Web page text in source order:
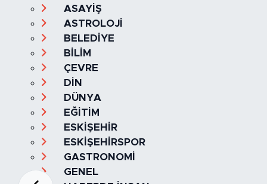
ASAYİŞ
ASTROLOJİ
BELEDİYE
BİLİM
ÇEVRE
DİN
DÜNYA
EĞİTİM
ESKİŞEHİR
ESKİŞEHİRSPOR
GASTRONOMİ
GENEL